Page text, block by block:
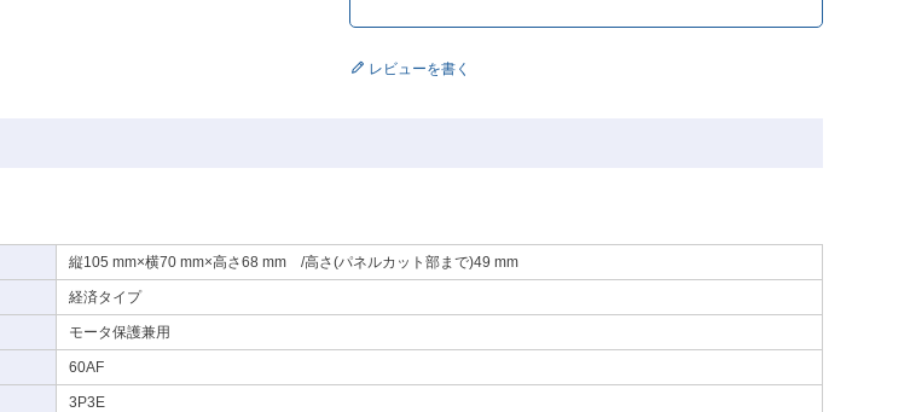
レビューを書く
縦105 mm×横70 mm×高さ68 mm /高さ(パネルカット部まで)49 mm
経済タイプ
モータ保護兼用
60AF
3P3E